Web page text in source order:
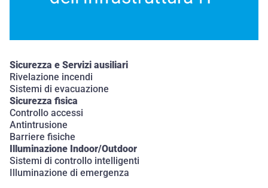
Sicurezza e Servizi ausiliari
Rivelazione incendi
Sistemi di evacuazione
Sicurezza fisica
Controllo accessi
Antintrusione
Barriere fisiche
Illuminazione Indoor/Outdoor
Sistemi di controllo intelligenti
Illuminazione di emergenza